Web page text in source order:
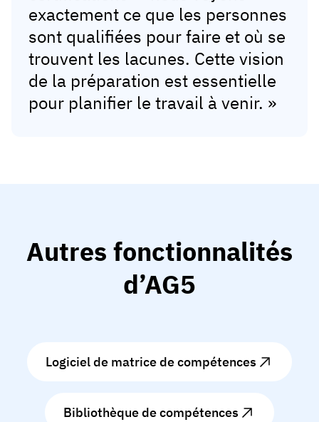
exactement ce que les personnes
sont qualifiées pour faire et où se
trouvent les lacunes. Cette vision
de la préparation est essentielle
pour planifier le travail à venir. »
Autres fonctionnalités
d’AG5
Logiciel de matrice de compétences
Bibliothèque de compétences